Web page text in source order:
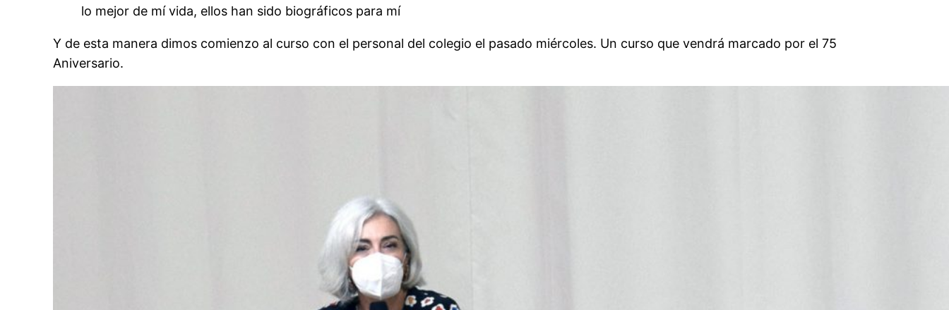
lo mejor de mí vida, ellos han sido biográficos para mí
Y de esta manera dimos comienzo al curso con el personal del colegio el pasado miércoles. Un curso que vendrá marcado por el 75
Aniversario.